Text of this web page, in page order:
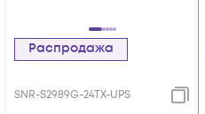
Распродажа
SNR-S2989G-24TX-UPS